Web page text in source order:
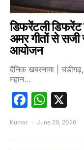
डिफरेंटली डिफरेंट
अमर गीतों से सजी
आयोजन
दैनिक खबरनामा |
महान…
Kumar June 29, 2026